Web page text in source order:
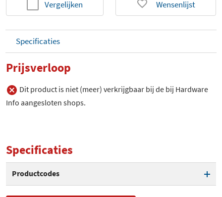
Vergelijken Wensenlijst
Specificaties
Prijsverloop
Dit product is niet (meer) verkrijgbaar bij de bij Hardware
Info aangesloten shops.
Specificaties
Productcodes